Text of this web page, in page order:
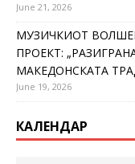
June 21, 2026
МУЗИЧКИОТ
ПРОЕКТ:
МАКЕДОНСКАТА
June 19, 2026
КАЛЕНДАР